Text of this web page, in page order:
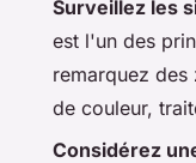
Surveillez les
est l'un des
remarquez des
de couleur,
Considérez